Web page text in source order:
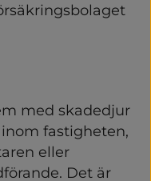
med skadedjur
fastigheten,
eller
Det är